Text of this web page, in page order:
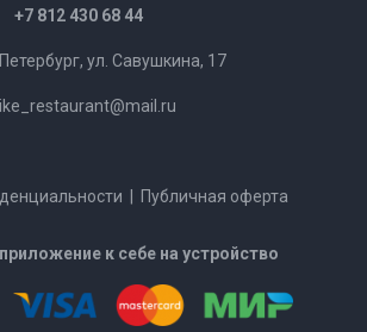
+7 812 430 68 44
ул. Савушкина, 17
Публичная оферта
к себе на устройство